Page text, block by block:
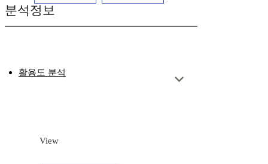
분석정보
활용도 분석
View